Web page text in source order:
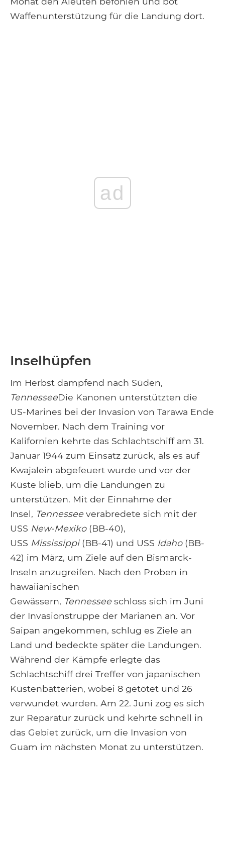
Waffenunterstützung für die Landung dort.
ad
Inselhüpfen
Im Herbst dampfend nach Süden,
TennesseeDie Kanonen unterstützten die
US-Marines bei der Invasion von Tarawa Ende
November. Nach dem Training vor
Kalifornien kehrte das Schlachtschiff am 31.
Januar 1944 zum Einsatz zurück, als es auf
Kwajalein abgefeuert wurde und vor der
Küste blieb, um die Landungen zu
unterstützen. Mit der Einnahme der
Insel, Tennessee verabredete sich mit der
USS New-Mexiko(BB-40),
USS Mississippi(BB-41) und USS Idaho(BB-
42) im März, um Ziele auf den Bismarck-
Inseln anzugreifen. Nach den Proben in
hawaiianischen
Gewässern, Tennessee schloss sich im Juni
der Invasionstruppe der Marianen an. Vor
Saipan angekommen, schlug es Ziele an
Land und bedeckte später die Landungen.
Während der Kämpfe erlegte das
Schlachtschiff drei Treffer von japanischen
Küstenbatterien, wobei 8 getötet und 26
verwundet wurden. Am 22. Juni zog es sich
zur Reparatur zurück und kehrte schnell in
das Gebiet zurück, um die Invasion von
Guam im nächsten Monat zu unterstützen.